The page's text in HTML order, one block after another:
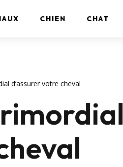
CHIEN CHAT
d’assurer votre cheval